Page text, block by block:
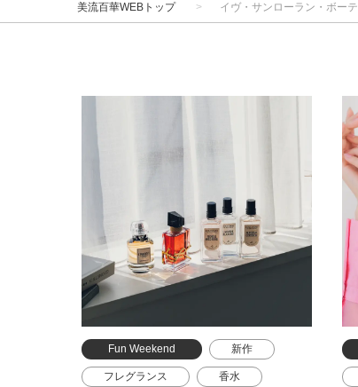
美流百華WEBトップ イヴ・サンローラン・ボーテ
Fun Weekend 新作
フレグランス 香水